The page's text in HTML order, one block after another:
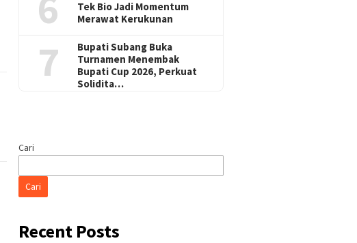
Tek Bio Jadi Momentum
Merawat Kerukunan
7
Bupati Subang Buka
Turnamen Menembak
Bupati Cup 2026, Perkuat
Solidita…
Cari
Cari
Recent Posts